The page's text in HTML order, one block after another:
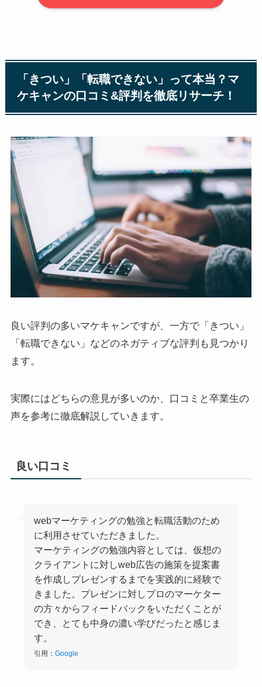
「きつい」「転職できない」って本当？マ
ケキャンの口コミ&評判を徹底リサーチ！
良い評判の多いマケキャンですが、一方で「きつい」
「転職できない」などのネガティブな評判も見つかり
ます。
実際にはどちらの意見が多いのか、口コミと卒業生の
声を参考に徹底解説していきます。
良い口コミ
webマーケティングの勉強と転職活動のため
に利用させていただきました。
マーケティングの勉強内容としては、仮想の
クライアントに対しweb広告の施策を提案書
を作成しプレゼンするまでを実践的に経験で
きました。プレゼンに対しプロのマーケター
の方々からフィードバックをいただくことが
でき、とても中身の濃い学びだったと感じま
す。
引用：Google